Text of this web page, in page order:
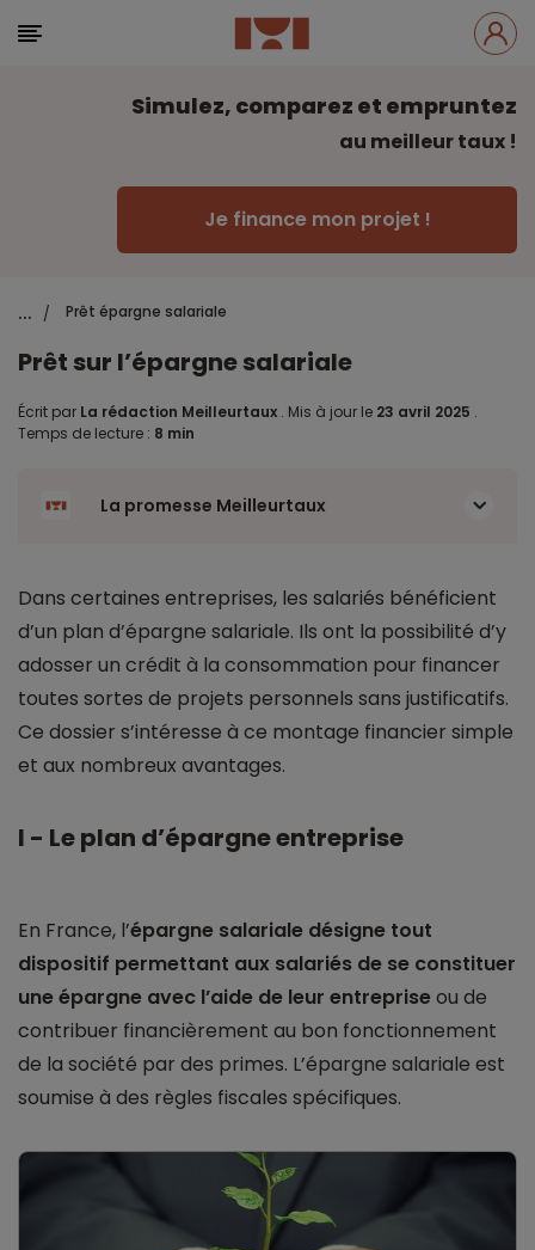
Simulez, comparez et empruntez
au meilleur taux !
Je finance mon projet !
... / Prêt épargne salariale
Prêt sur l’épargne salariale
Écrit par La rédaction Meilleurtaux . Mis à jour le 23 avril 2025 .
Temps de lecture : 8 min
La promesse Meilleurtaux
Dans certaines entreprises, les salariés bénéficient
d’un plan d’épargne salariale. Ils ont la possibilité d’y
adosser un crédit à la consommation pour financer
toutes sortes de projets personnels sans justificatifs.
Ce dossier s’intéresse à ce montage financier simple
et aux nombreux avantages.
I - Le plan d’épargne entreprise
En France, l’épargne salariale désigne tout
dispositif permettant aux salariés de se constituer
une épargne avec l’aide de leur entrepriseou de
contribuer financièrement au bon fonctionnement
de la société par des primes. L’épargne salariale est
soumise à des règles fiscales spécifiques.